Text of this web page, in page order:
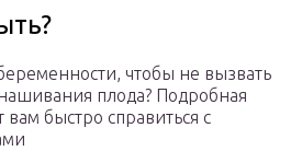
чтобы не вызвать
плода? Подробная
быстро справиться с